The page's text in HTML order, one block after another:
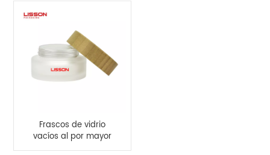
Frascos de vidrio
vacíos al por mayor
de 30 g y 50 g con